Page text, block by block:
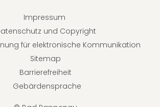
Impressum
und Copyright
für elektronische Kommunikation
Sitemap
Barrierefreiheit
Gebärdensprache